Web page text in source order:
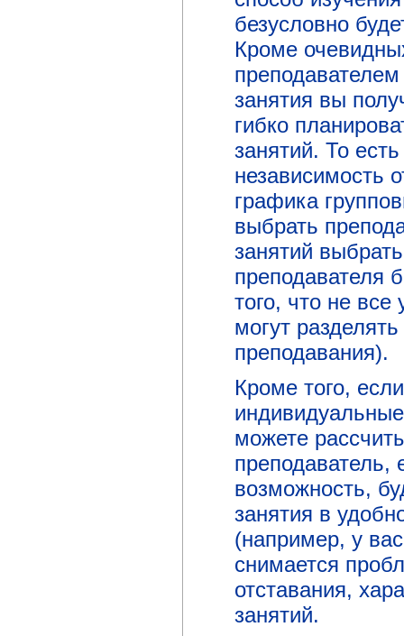
безусловно
Кроме
занятия вы
гибко
занятий. То
независимость
графика
выбрать
занятий
преподавателя
того, что не все
могут
преподавания).
Кроме того,
можете
преподаватель,
возможность,
занятия в
(например, у
снимается
отставания,
занятий.